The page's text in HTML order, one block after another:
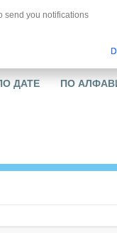
перспективных
ДАТЕ ПО
send you notifications